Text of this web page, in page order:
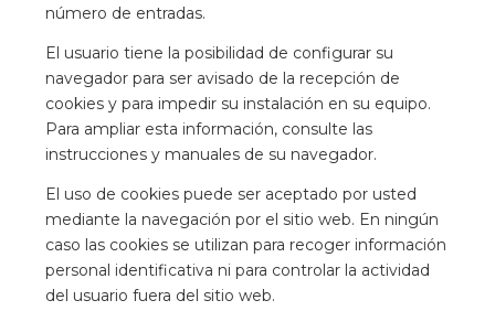
número de entradas.
El usuario tiene la posibilidad de configurar su
navegador para ser avisado de la recepción de
cookies y para impedir su instalación en su equipo.
Para ampliar esta información, consulte las
instrucciones y manuales de su navegador.
El uso de cookies puede ser aceptado por usted
mediante la navegación por el sitio web. En ningún
caso las cookies se utilizan para recoger información
personal identificativa ni para controlar la actividad
del usuario fuera del sitio web.